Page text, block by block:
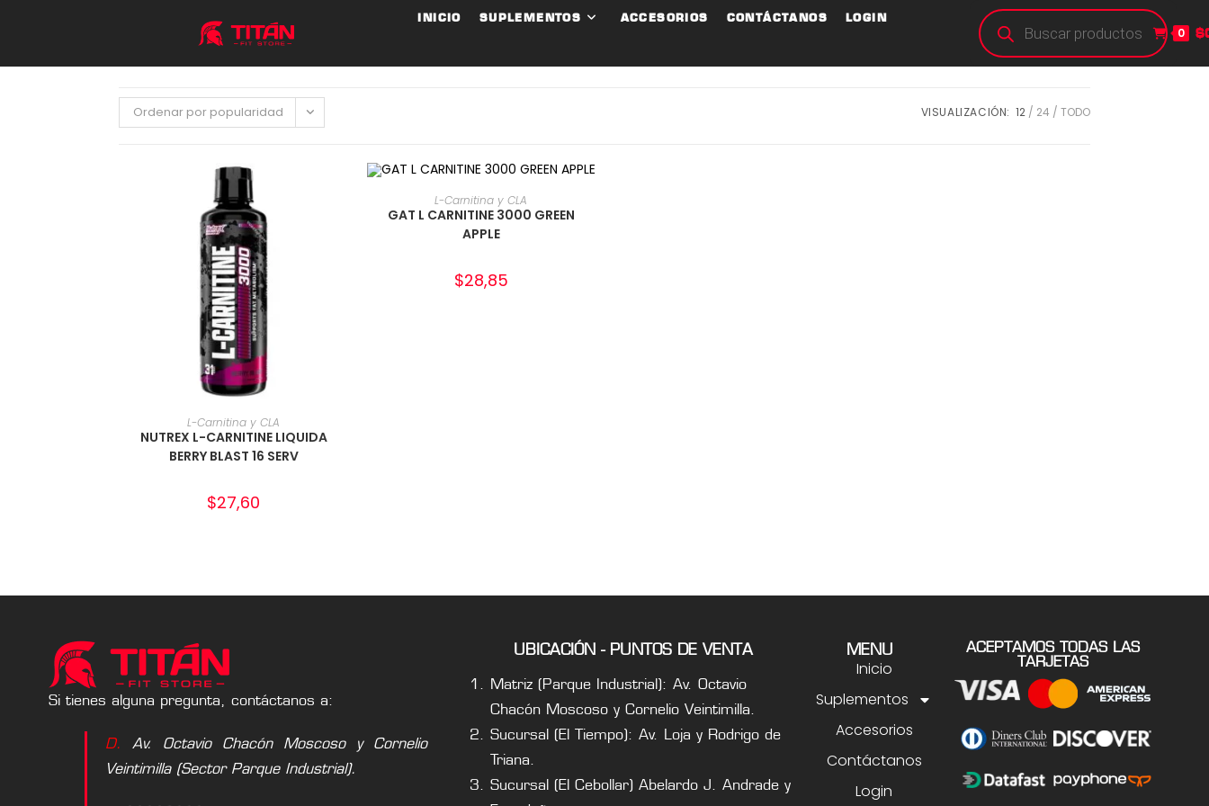
INICIO SUPLEMENTOS ACCESORIOS CONTÁCTANOS LOGIN
0 $
Ordenar por popularidad VISUALIZACIÓN: 12 24 TODO
AÑADIR AL CARRITO
L-Carnitina y CLA
NUTREX L-CARNITINE LIQUIDA
BERRY BLAST 16 SERV
$27,60
AÑADIR AL CARRITO
L-Carnitina y CLA
GAT L CARNITINE 3000 GREEN
APPLE
$28,85
Si tienes alguna pregunta, contáctanos a:
D. Av. Octavio Chacón Moscoso y Cornelio
Veintimilla (Sector Parque Industrial).
UBICACIÓN - PUNTOS DE VENTA
Matriz (Parque Industrial): Av. Octavio
Chacón Moscoso y Cornelio Veintimilla.
Sucursal (El Tiempo): Av. Loja y Rodrigo de
Triana.
Sucursal (El Cebollar) Abelardo J. Andrade y
MENU
Inicio
Suplementos
Accesorios
Contáctanos
Login
ACEPTAMOS TODAS LAS
TARJETAS